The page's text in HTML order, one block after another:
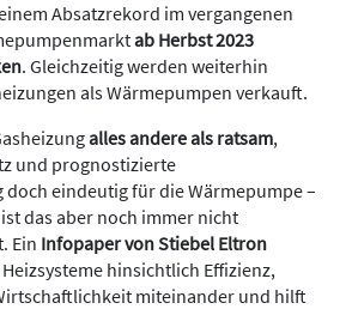
Absatzrekord im vergangenen
ab Herbst 2023
. Gleichzeitig werden weiterhin
als Wärmepumpen verkauft.
alles andere als ratsam,
und prognostizierte
eindeutig für die Wärmepumpe –
das aber noch immer nicht
Ein Infopaper von Stiebel Eltron
hinsichtlich Effizienz,
miteinander und hilft